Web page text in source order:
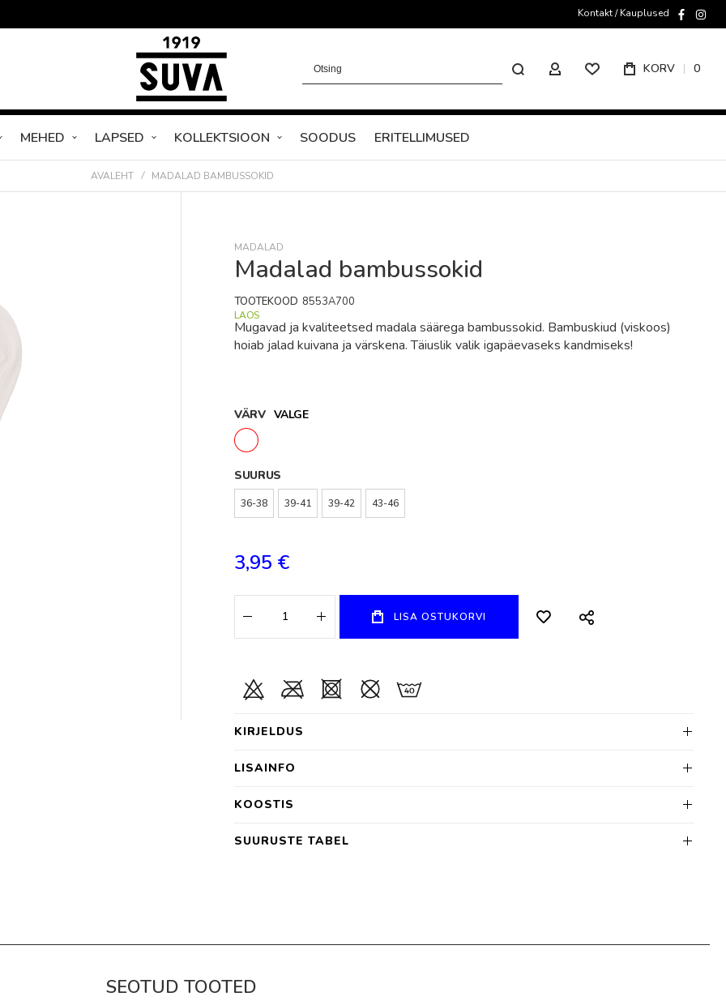
Kontakt / Kauplused
Otsing
MINU KONTO KORV 0
MEHED LAPSED KOLLEKTSIOON SOODUS ERITELLIMUSED
AVALEHT MADALAD BAMBUSSOKID
MADALAD
Madalad bambussokid
Mugavad ja kvaliteetsed madala säärega bambussokid. Bambuskiud (viskoos)
hoiab jalad kuivana ja värskena. Täiuslik valik igapäevaseks kandmiseks!
LAOS
TOOTEKOOD 8553A700
VÄRV VALGE
SUURUS
36-38 39-41 39-42 43-46
3,95 €
LISA OSTUKORVI
KIRJELDUS
LISAINFO
KOOSTIS
SUURUSTE TABEL
SEOTUD TOOTED